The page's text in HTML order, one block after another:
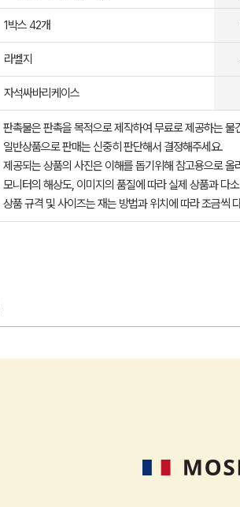
1박스 42개
라벨지
자석싸바리케이스
판촉물은 판촉을 목적으로 제작하여 무료로 제공하는 물
일반상품으로 판매는 신중히 판단해서 결정해주세요.
제공되는 상품의 사진은 이해를 돕기위해 참고용으로 올
모니터의 해상도, 이미지의 품질에 따라 실제 상품과 다
상품 규격 및 사이즈는 재는 방법과 위치에 따라 조금씩